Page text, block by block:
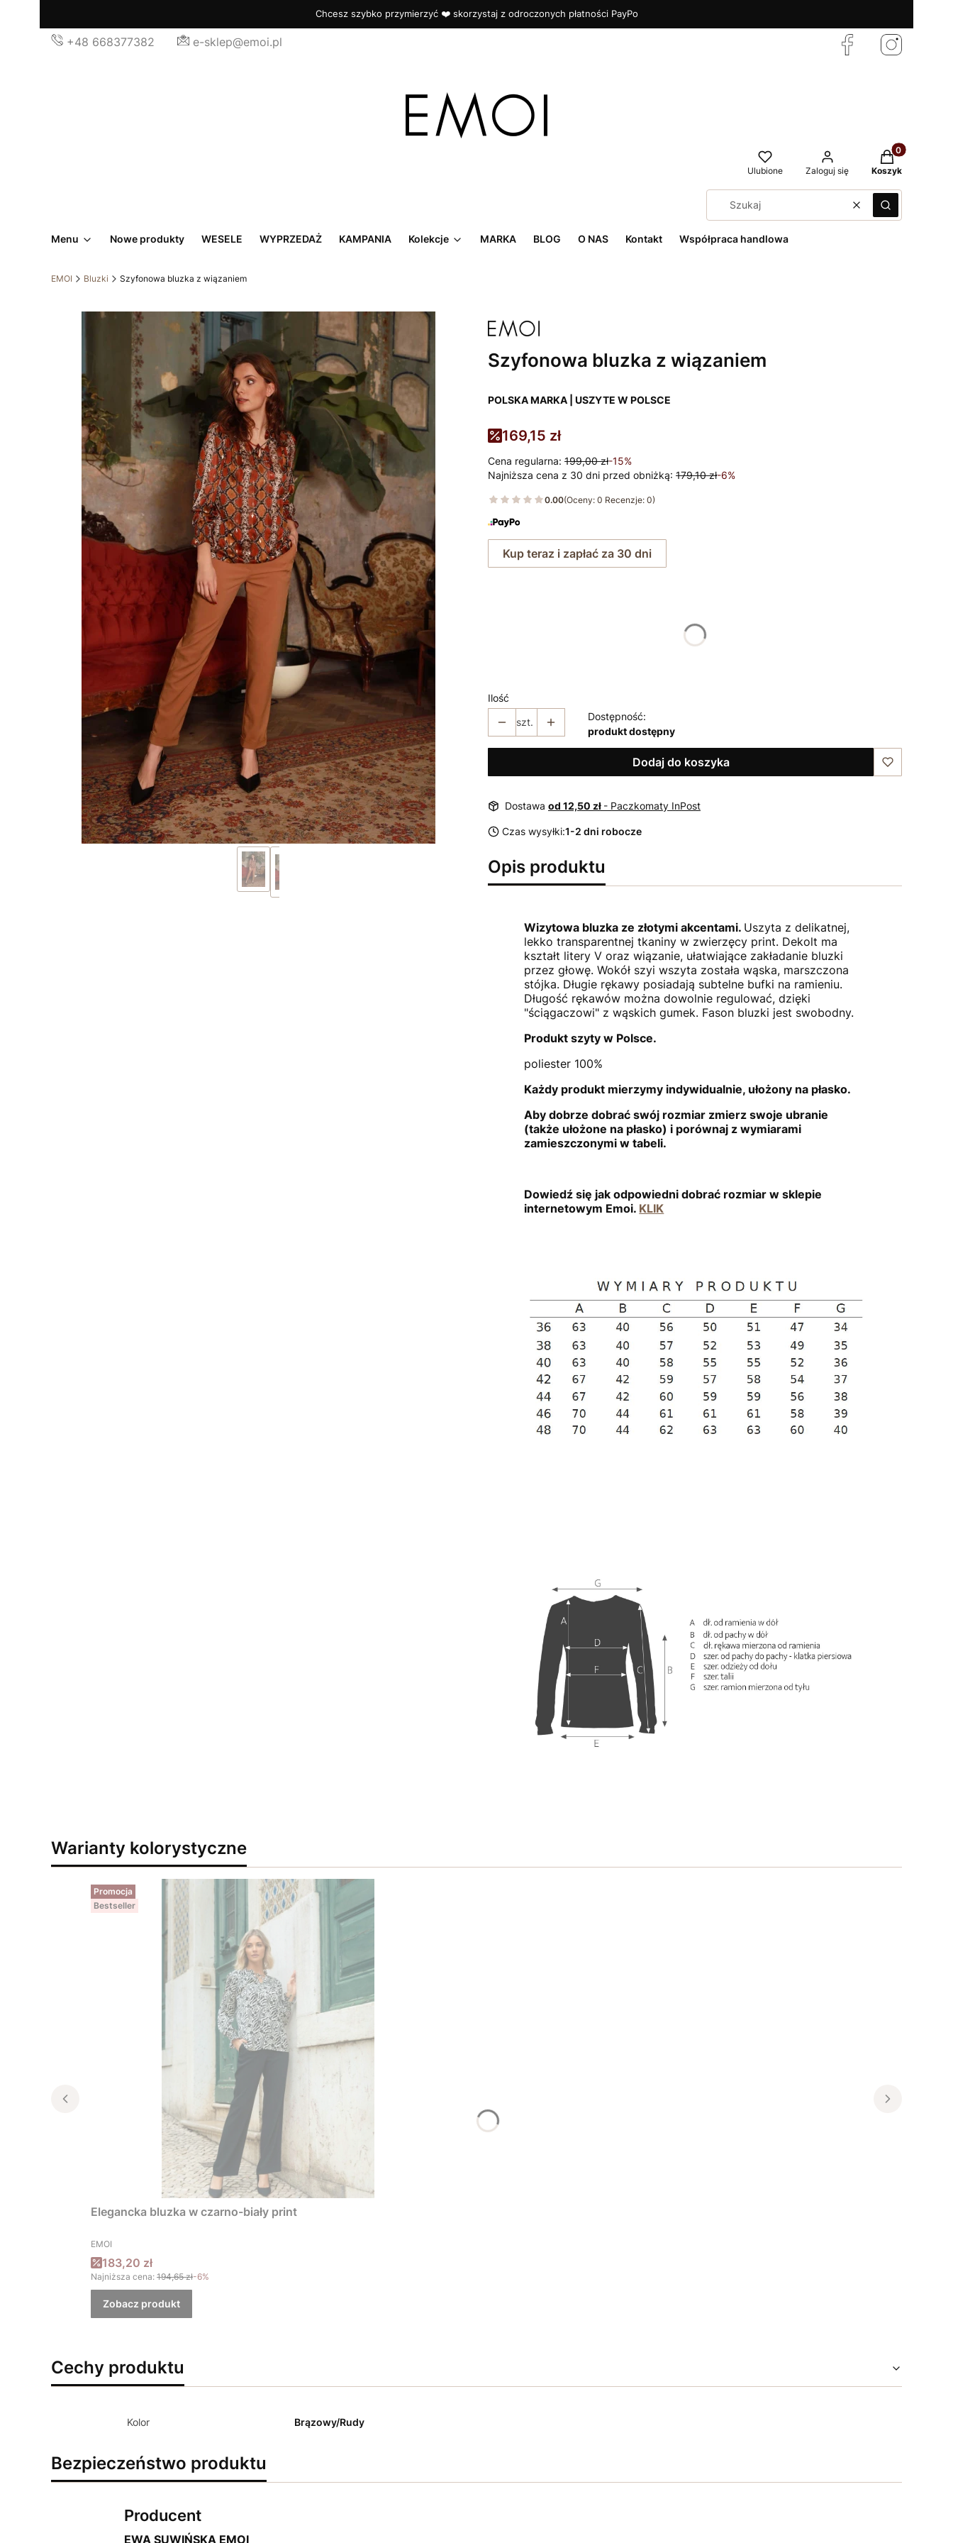
Chcesz szybko przymierzyć ❤️ skorzystaj z odroczonych płatności PayPo
+48 668377382 e-sklep@emoi.pl
Ulubione Zaloguj się
Produkty w
Koszyk
WyczyśćSzukaj
Menu Nowe produkty WESELE WYPRZEDAŻ KAMPANIA Kolekcje MARKA BLOG O NAS Kontakt Współpraca handlowa
EMOI Bluzki Szyfonowa bluzka z wiązaniem
Szyfonowa bluzka z wiązaniem
POLSKA MARKA | USZYTE W POLSCE
169,15 zł
Cena regularna: 199,00 zł-15%
Najniższa cena z 30 dni przed obniżką: 179,10 zł-6%
0.00(Oceny: 0 Recenzje: 0)
Kup teraz i zapłać za 30 dni
Ilość
szt.
Dostępność:
produkt dostępny
Dodaj do koszyka
Dostawa od 12,50 zł - Paczkomaty InPost
Czas wysyłki:1-2 dni robocze
Opis produktu
Wizytowa bluzka ze złotymi akcentami. Uszyta z delikatnej,
lekko transparentnej tkaniny w zwierzęcy print. Dekolt ma
kształt litery V oraz wiązanie, ułatwiające zakładanie bluzki
przez głowę. Wokół szyi wszyta została wąska, marszczona
stójka. Długie rękawy posiadają subtelne bufki na ramieniu.
Długość rękawów można dowolnie regulować, dzięki
"ściągaczowi" z wąskich gumek. Fason bluzki jest swobodny.
Produkt szyty w Polsce.
poliester 100%
Każdy produkt mierzymy indywidualnie, ułożony na płasko.
Aby dobrze dobrać swój rozmiar zmierz swoje ubranie
(także ułożone na płasko) i porównaj z wymiarami
zamieszczonymi w tabeli.
Dowiedź się jak odpowiedni dobrać rozmiar w sklepie
internetowym Emoi. KLIK
Warianty kolorystyczne
Promocja
Bestseller
Elegancka bluzka w czarno-biały print
PRODUCENT
EMOI
Cena promocyjna
183,20 zł
Najniższa cena: 194,65 zł-6%
Zobacz produkt
Cechy produktu
Kolor Brązowy/Rudy
Bezpieczeństwo produktu
Producent
EWA SUWIŃSKA EMOI